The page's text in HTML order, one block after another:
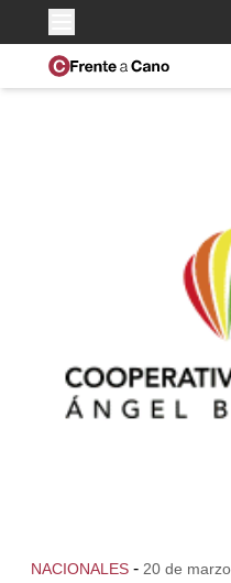
NACIONALES - 20 de